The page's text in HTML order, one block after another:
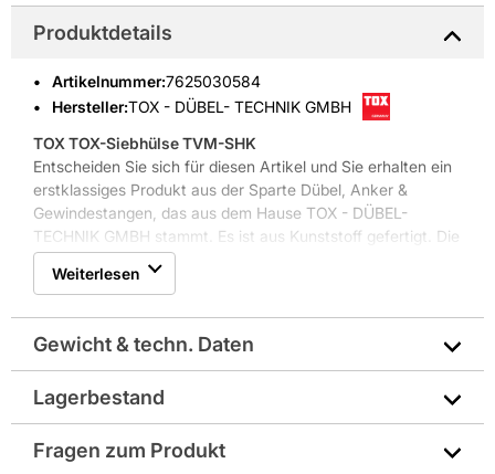
Produktdetails
Artikelnummer:7625030584
Hersteller:TOX - DÜBEL- TECHNIK GMBH
TOX TOX-Siebhülse TVM-SHK
Entscheiden Sie sich für diesen Artikel und Sie erhalten ein
erstklassiges Produkt aus der Sparte Dübel, Anker &
Gewindestangen, das aus dem Hause TOX - DÜBEL-
TECHNIK GMBH stammt. Es ist aus Kunststoff gefertigt. Die
Farbe des Artikels ist Grau.
Weitere Produkteigenschaften: für Verbundmörtel, innen
Weiterlesen
Gewicht & techn. Daten
Durchmesser in mm: Ø 20
Farbbezeichnung lt. Hersteller: Grau
Lagerbestand
Fragen zum Produkt